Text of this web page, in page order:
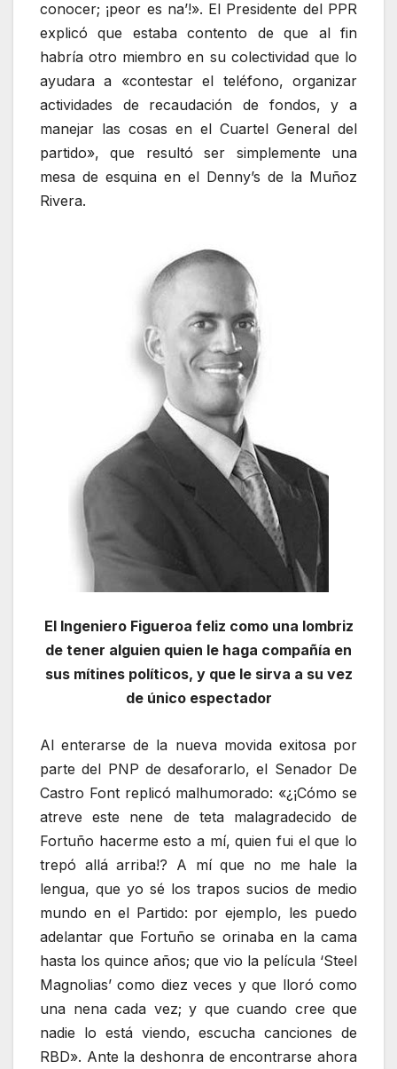
conocer; ¡peor es na’!». El Presidente del PPR
explicó que estaba contento de que al fin
habría otro miembro en su colectividad que lo
ayudara a «contestar el teléfono, organizar
actividades de recaudación de fondos, y a
manejar las cosas en el Cuartel General del
partido», que resultó ser simplemente una
mesa de esquina en el Denny’s de la Muñoz
Rivera.
El Ingeniero Figueroa feliz como una lombriz
de tener alguien quien le haga compañía en
sus mítines políticos, y que le sirva a su vez
de único espectador
Al enterarse de la nueva movida exitosa por
parte del PNP de desaforarlo, el Senador De
Castro Font replicó malhumorado: «¿¡Cómo se
atreve este nene de teta malagradecido de
Fortuño hacerme esto a mí, quien fui el que lo
trepó allá arriba!? A mí que no me hale la
lengua, que yo sé los trapos sucios de medio
mundo en el Partido: por ejemplo, les puedo
adelantar que Fortuño se orinaba en la cama
hasta los quince años; que vio la película ‘Steel
Magnolias’ como diez veces y que lloró como
una nena cada vez; y que cuando cree que
nadie lo está viendo, escucha canciones de
RBD». Ante la deshonra de encontrarse ahora